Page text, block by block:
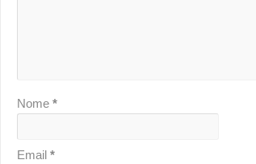
Nome *
Email *